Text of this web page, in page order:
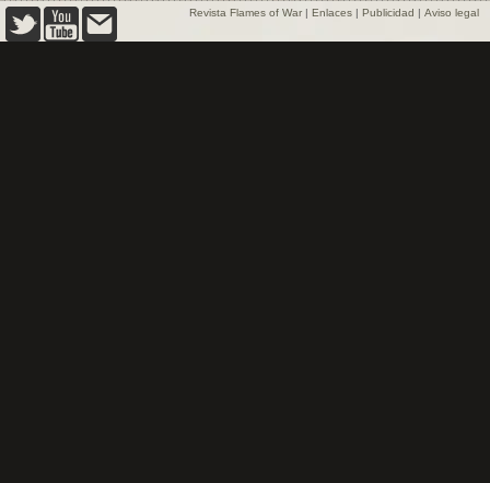
Revista Flames of War | Enlaces | Publicidad | Aviso legal